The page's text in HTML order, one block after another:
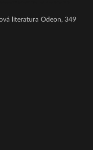
literatura Odeon, 349